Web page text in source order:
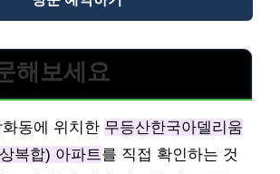
해보세요
동에 위치한 무등산한국아델리움
복합) 아파트를 직접 확인하는 것